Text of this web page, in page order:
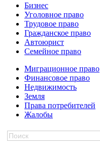
Бизнес
Уголовное право
Трудовое право
Гражданское право
Автоюрист
Семейное право
Миграционное право
Финансовое право
Недвижимость
Земля
Права потребителей
Жалобы